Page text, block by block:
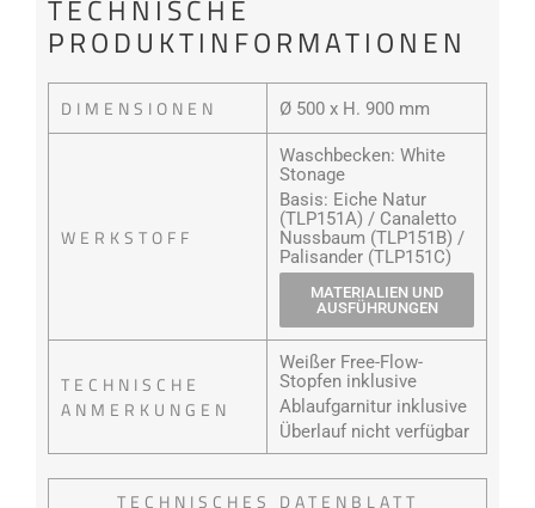
TECHNISCHE
PRODUKTINFORMATIONEN
DIMENSIONEN Ø 500 x H. 900 mm
WERKSTOFF
Waschbecken: White
Stonage
Basis: Eiche Natur
(TLP151A) / Canaletto
Nussbaum (TLP151B) /
Palisander (TLP151C)
MATERIALIEN UND
AUSFÜHRUNGEN
TECHNISCHE
ANMERKUNGEN
Weißer Free-Flow-
Stopfen inklusive
Ablaufgarnitur inklusive
Überlauf nicht verfügbar
TECHNISCHES DATENBLATT